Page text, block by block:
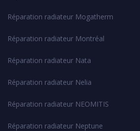
Réparation radiateur Mogatherm
Réparation radiateur Montréal
Réparation radiateur Nata
Réparation radiateur Nelia
Réparation radiateur NEOMITIS
Réparation radiateur Neptune